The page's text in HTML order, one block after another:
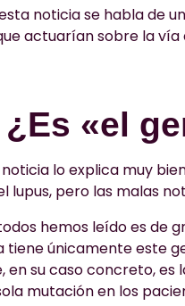
noticia se habla de
actuarían sobre la vía
«el
lo explica muy
lupus, pero las malas
hemos leído es de
tiene únicamente este
en su caso concreto, es
mutación en los